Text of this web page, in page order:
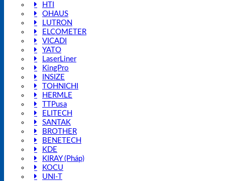
HTI
OHAUS
LUTRON
ELCOMETER
VICADI
YATO
LaserLiner
KingPro
INSIZE
TOHNICHI
HERMLE
TTPusa
ELITECH
SANTAK
BROTHER
BENETECH
KDE
KIRAY (Pháp)
KOCU
UNI-T